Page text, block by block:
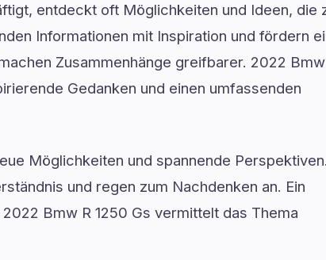
entdeckt oft Möglichkeiten und Ideen, die
Informationen mit Inspiration und fördern
Zusammenhänge greifbarer. 2022 Bmw
Gedanken und einen umfassenden
Möglichkeiten und spannende Perspektiven.
und regen zum Nachdenken an. Ein
Bmw R 1250 Gs vermittelt das Thema